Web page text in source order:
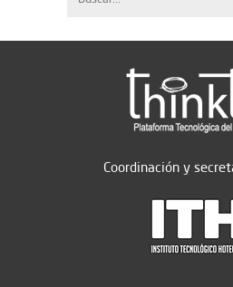
Coordinación y